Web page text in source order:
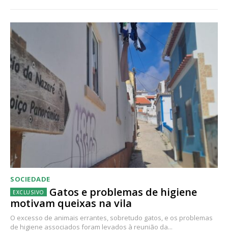
SOCIEDADE
Gatos e problemas de higiene
motivam queixas na vila
O excesso de animais errantes, sobretudo gatos, e os problemas
de higiene associados foram levados à reunião da...